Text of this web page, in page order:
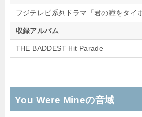
フジテレビ系列ドラマ「君の瞳をタイ
収録アルバム
THE BADDEST Hit Parade
You Were Mineの音域